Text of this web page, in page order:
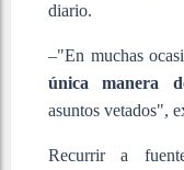
diario.
–"En muchas
única manera
asuntos vetados",
Recurrir a